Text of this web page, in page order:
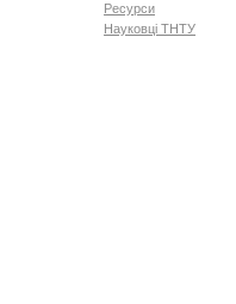
Ресурси
Науковці ТНТУ